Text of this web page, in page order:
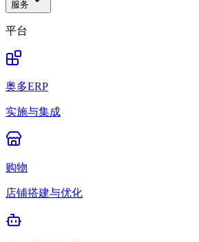
服务
平台
奥多ERP
实施与集成
购物
店铺搭建与优化